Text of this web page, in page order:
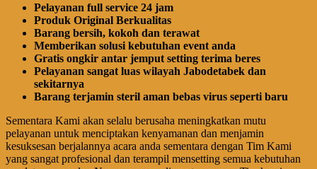
Pelayanan full service 24 jam
Produk Original Berkualitas
Barang bersih, kokoh dan terawat
Memberikan solusi kebutuhan event anda
Gratis ongkir antar jemput setting terima beres
Pelayanan sangat luas wilayah Jabodetabek dan
sekitarnya
Barang terjamin steril aman bebas virus seperti baru
Sementara Kami akan selalu berusaha meningkatkan mutu
pelayanan untuk menciptakan kenyamanan dan menjamin
kesuksesan berjalannya acara anda sementara dengan Tim Kami
yang sangat profesional dan terampil mensetting semua kebutuhan